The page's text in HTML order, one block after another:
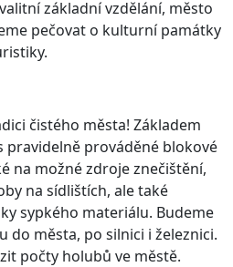
základní vzdělání, město
pečovat o kulturní památky
čistého města! Základem
pravidelně prováděné blokové
na možné zdroje znečištění,
na sídlištích, ale také
sypkého materiálu. Budeme
do města, po silnici i železnici.
počty holubů ve městě.